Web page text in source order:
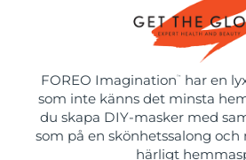
FOREO Imagination ™
har en
som inte känns det minsta
du skapa DIY-masker med
som på en skönhetssalong
härligt